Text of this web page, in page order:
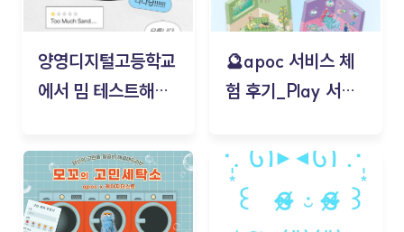
양영디지털고등학교
에서 밈 테스트해보
🔮apoc 서비스 체
험 후기_Play 서비
김태현